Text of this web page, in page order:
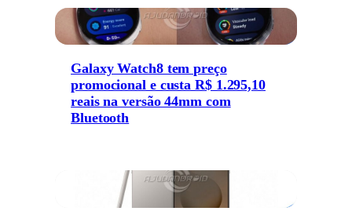
Galaxy Watch8 tem preço
promocional e custa R$ 1.295,10
reais na versão 44mm com
Bluetooth